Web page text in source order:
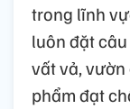
trong lĩnh
luôn đặt
vất vả,
phẩm đạt